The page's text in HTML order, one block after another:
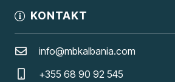
KONTAKT
info@mbkalbania.com
+355 68 90 92 545